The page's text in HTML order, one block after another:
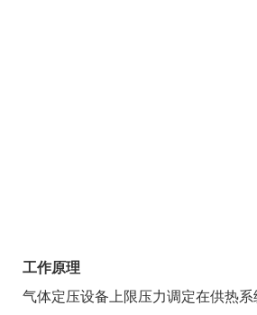
工作原理
气体定压设备上限压力调定在供热系